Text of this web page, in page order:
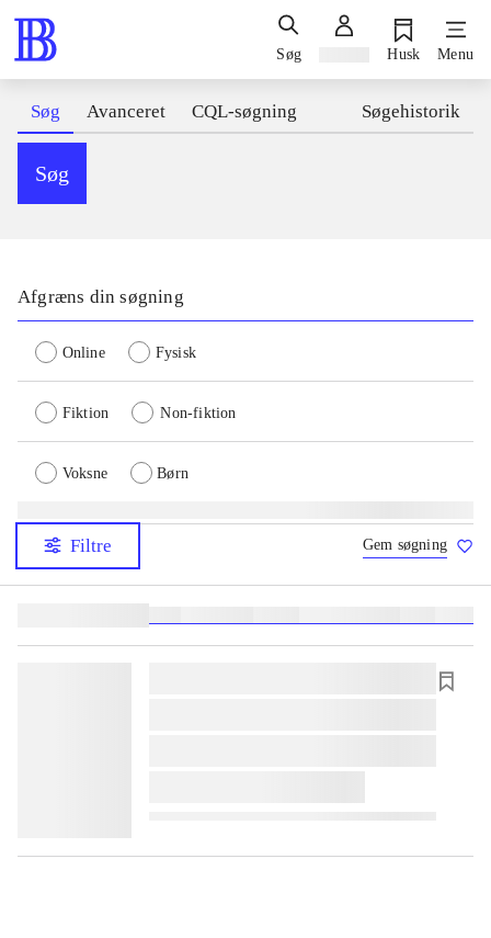
Søg Husk Menu
Søg Avanceret CQL-søgning Søgehistorik
Søg
Afgræns din søgning
Online Fysisk
Fiktion Non-fiktion
Voksne Børn
Filtre Gem søgning
lorem ipsum dolor sit amet ...